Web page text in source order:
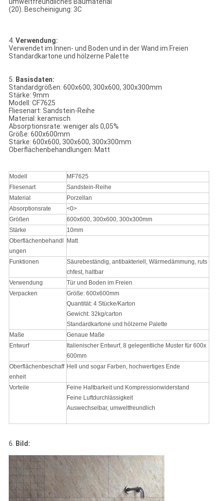
umweltfreundliches Baumaterial
(20). Bescheinigung: 3C
4. Verwendung:
Verwendet im Innen- und Boden und in der Wand im Freien
Standardkartone und hölzerne Palette
5. Basisdaten:
Standardgrößen: 600x600, 300x600, 300x300mm
Stärke: 9mm
Modell: CF7625
Fliesenart: Sandstein-Reihe
Material: keramisch
Absorptionsrate: weniger als 0,05%
Größe: 600x600mm
Stärke: 600x600, 300x600, 300x300mm
Oberflächenbehandlungen: Matt
Modell
MF7625
Fliesenart
Sandstein-Reihe
Material
Porzellan
Absorptionsrate
<0>
Größen
600x600, 300x600, 300x300mm
Stärke
10mm
Oberflächenbehandl
ungen
Matt
Funktionen
Säurebeständig, antibakteriell, Wärmedämmung, ruts
chfest, haltbar
Verwendung
Tür und Boden im Freien
Verpacken
Größe: 600x600mm
Quantität: 4 Stücke/Karton
Gewicht: 32kg/carton
Standardkartone und hölzerne Palette
Maße
Genaue Maße
Entwurf
Italienischer Entwurf, 8 gelegentliche Muster für 600x
600mm
Oberflächenbeschaff
enheit
Hell und sogar Farben, hochwertiges Ende
Vorteile
Feine Haltbarkeit und Kompressionwiderstand
Feine Luftdurchlässigkeit
Auswechselbar, umweltfreundlich
6. Bild: